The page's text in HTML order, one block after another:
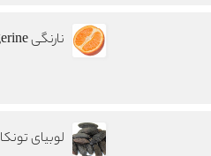
نارنگی Tangerine
لوبیای تونکا Tonka Bean